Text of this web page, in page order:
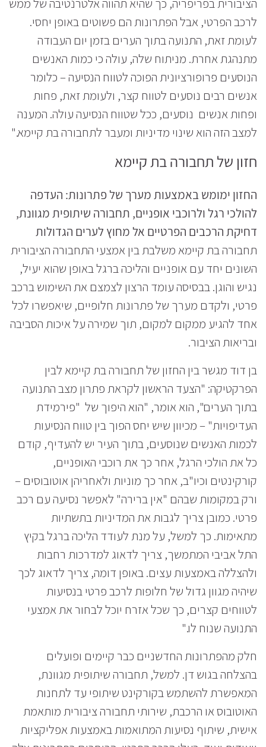
הציבורית בפריפריה, כך שהיא תהווה אלטרנטיבה של ממש
לרכב הפרטי, אבל הפתרונות הם פשוטים באופן יחסי.
לעומת זאת, התנועה בתוך הערים בזמן יום העבודה
מתנהגת אחרת. מניתוח שלה, עולה כי כמות האנשים
הנוסעים פרופורציונית הפוכה לטווח הנסיעה – כלומר
אנשים רבים נוסעים לטווח קצר, ולעומת זאת, פחות
ופחות אנשים נוסעים, ככל שטווח הנסיעה עולה. המענה
למצב הזה הוא שינוי מדיניות ומעבר לתחבורה בת קיימא."
חזון של תחבורה בת קיימא
החזון ימומש באמצעות מערך של פתרונות: העדפה
להולכי רגל ולרוכבי אופניים, תחבורה שיתופית מגוונת,
דחיקת הרכבים הפרטיים אל מחוץ לערים הגדולות
תחבורה בת קיימא משלבת בין אמצעי התחבורה הציבורית
השונים יחד עם אופניים והליכה ברגל באופן שהוא יעיל,
נגיש והוגן. בבסיסה עומד הרצון לצמצם את השימוש ברכב
פרטי, ולקדם מערך של פתרונות חלופיים, שיאפשרו לכל
אחד להגיע ממקום למקום, תוך שמירה על איכות הסביבה
ובריאות הציבור.
בן דוד מגשר בין החזון של תחבורה בת קיימא לבין
הפרקטיקה: "הצעד הראשון לקראת פתרון מצב התנועה
בתוך הערים", הוא אומר, "הוא היפוך של "פירמידת
העדיפויות" – מכיוון שיש יחס הפוך בין טווח הנסיעות
לכמות האנשים שנוסעים, בתוך העיר יש להעדיף, קודם
כל את הולכי הרגל, אחר כך את רוכבי האופניים,
קורקינטים וכיו"ב, אחר כך מוניות ולאחריהן אוטובוסים –
ורק במקומות שבהם "אין ברירה" לאפשר נסיעה עם רכב
פרטי. כמובן צריך לגבות את המדיניות בתשתיות
מתאימות. כך למשל, על מנת לעודד הליכה ברגל בקיץ
התל אביבי המתמשך, צריך לדאוג למדרכות רחבות
ולהצללה באמצעות עצים. באופן דומה, צריך לדאוג לכך
שיהיה מגוון גדול של חלופות לרכב פרטי בנסיעות
לטווחים קצרים, כך שכל אזרח יוכל לבחור את אמצעי
התנועה שנוח לו."
חלק מהפתרונות החדשניים כבר קיימים ופועלים
בהצלחה בגוש דן. למשל, תחבורה שיתופית מגוונת,
המאפשרת להשתמש בקורקינט שיתופי עד לתחנות
האוטובוס או הרכבת, שירותי תחבורה ציבורית מותאמת
אישית, שיתוף נסיעות המתואמות באמצעות אפליקציות